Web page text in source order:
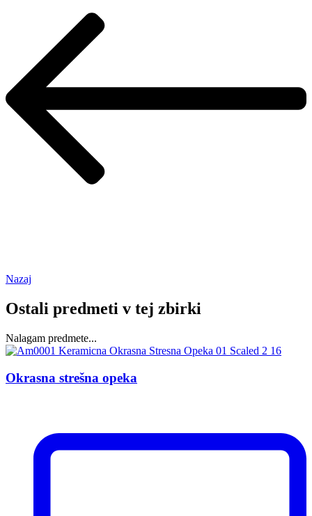
Nazaj
Ostali predmeti v tej zbirki
Nalagam predmete...
Okrasna strešna opeka